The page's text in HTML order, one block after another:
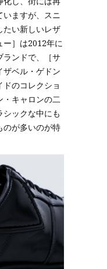
いますが、スニ
たい新しいレザ
ー］は2012年に
ランドで、［サ
ザベル・ゲドン
のコレクショ
・キャロンの二
シックな中にも
のが多いのが特